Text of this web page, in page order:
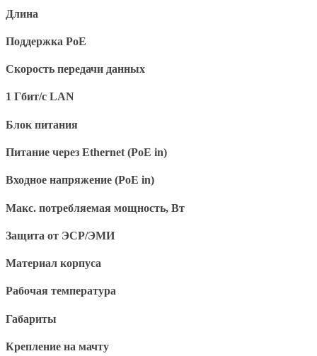
Длина
Поддержка PoE
Скорость передачи данных
1 Гбит/с LAN
Блок питания
Питание через Ethernet (PoE in)
Входное напряжение (PoE in)
Макс. потребляемая мощность, Вт
Защита от ЭСР/ЭМИ
Материал корпуса
Рабочая температура
Габариты
Крепление на мачту